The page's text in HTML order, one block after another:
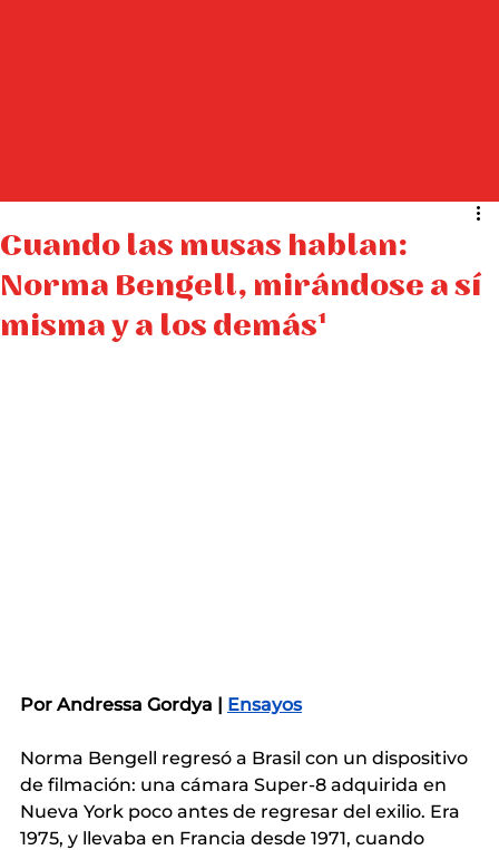
Cuando las musas hablan:
Norma Bengell, mirándose a sí
misma y a los demás¹
Por Andressa Gordya | Ensayos
Norma Bengell regresó a Brasil con un dispositivo
de filmación: una cámara Super-8 adquirida en
Nueva York poco antes de regresar del exilio. Era
1975, y llevaba en Francia desde 1971, cuando